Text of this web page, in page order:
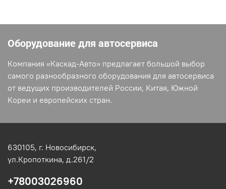
Оборудование для автосервиса
Компания «Каскад-Авто» предлагает большой выбор
самого разнообразного оборудования для автосервиса
от ведущих производителей России, Китая, Южной
Кореи и европейских стран.
630105, г. Новосибирск,
ул.Кропоткина, д.261/2
+78003026960